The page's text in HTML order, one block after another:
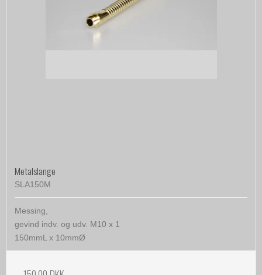
Metalslange
SLA150M
Messing,
gevind indv. og udv. M10 x 1
150mmL x 10mmØ